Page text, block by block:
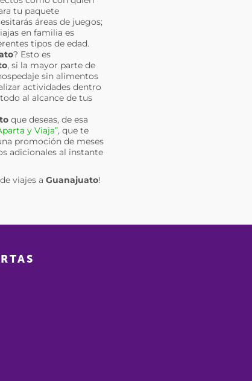
tu paquete
áreas de juegos;
en familia es
tipos de edad.
? Esto es
, si la mayor parte de
sin alimentos
actividades dentro
al alcance de tus
que deseas, de esa
y Viaja”, que te
promoción de meses
adicionales al instante
viajes a Guanajuato!